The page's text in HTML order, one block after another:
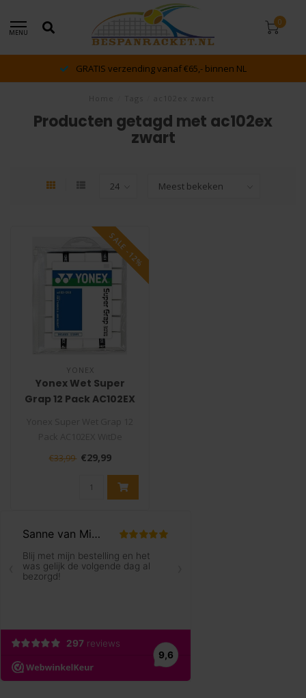
MENU
0
GRATIS verzending vanaf €65,- binnen NL
Producten getagd met ac102ex
zwart
SALE -12%
YONEX
Yonex Wet Super
Grap 12 Pack AC102EX
tennisgrip Yonex Super
Grap is één ..
€33,99 €29,99